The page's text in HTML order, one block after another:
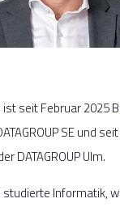
ist seit Februar 2025
SE und
DATAGROUP Ulm.
studierte Informatik,